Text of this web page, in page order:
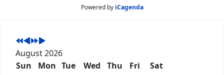
Powered by iCagenda
August 2026
Sun
Mon Tue Wed Thu Fri
Sat